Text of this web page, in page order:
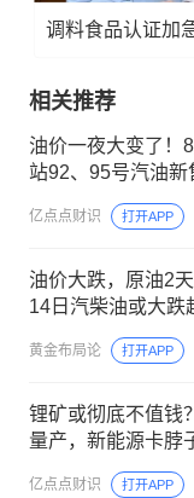
调料食品认证加
相关推荐
油价一夜大变了！
站92、95号汽油新
亿点点财识 打开APP
油价大跌，原油2
14日汽柴油或大跌
黄金布局论 打开APP
锂矿或彻底不值钱
量产，新能源卡脖
亿点点财识 打开APP